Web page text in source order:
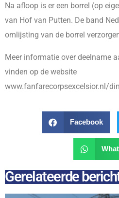
Na afloop is er een borrel (op
van Hof van Putten. De band
omlijsting van de borrel
Meer informatie over deelname
vinden op de website
www.fanfarecorpsexcelsior.nl/
Facebook
Gerelateerde